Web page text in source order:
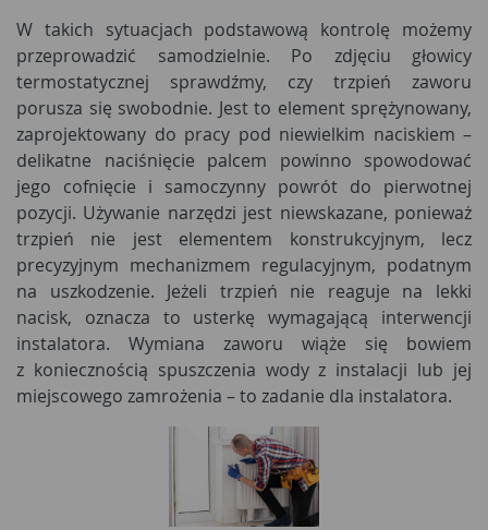
W takich sytuacjach podstawową kontrolę możemy
przeprowadzić samodzielnie. Po zdjęciu głowicy
termostatycznej sprawdźmy, czy trzpień zaworu
porusza się swobodnie. Jest to element sprężynowany,
zaprojektowany do pracy pod niewielkim naciskiem –
delikatne naciśnięcie palcem powinno spowodować
jego cofnięcie i samoczynny powrót do pierwotnej
pozycji. Używanie narzędzi jest niewskazane, ponieważ
trzpień nie jest elementem konstrukcyjnym, lecz
precyzyjnym mechanizmem regulacyjnym, podatnym
na uszkodzenie. Jeżeli trzpień nie reaguje na lekki
nacisk, oznacza to usterkę wymagającą interwencji
instalatora. Wymiana zaworu wiąże się bowiem
z koniecznością spuszczenia wody z instalacji lub jej
miejscowego zamrożenia – to zadanie dla instalatora.